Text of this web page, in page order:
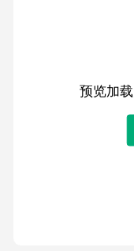
预览加